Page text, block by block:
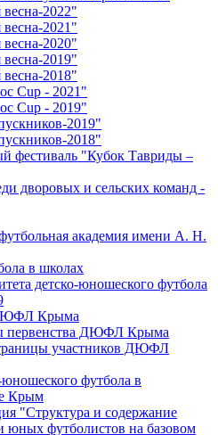
2022"
2021"
2020"
2019"
2018"
Cup - 2021"
Cup - 2019"
2019"
2018"
фестиваль "Кубок Тавриды –
дворовых и сельских команд -
академия имени А. Н.
в школах
детско-юношеского футбола
Крыма
первенства ДЮФЛ Крыма
участников ДЮФЛ
юношеского футбола в
Крым
"Структура и содержание
юных футболистов на базовом